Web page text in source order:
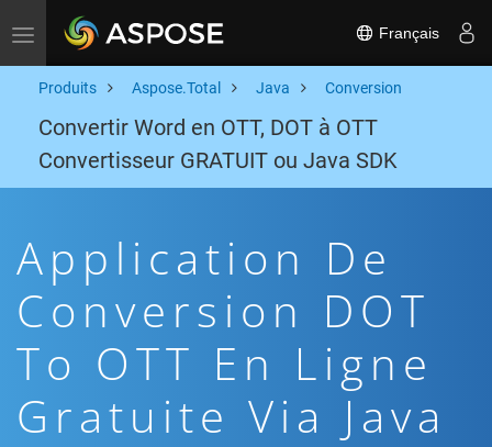
Toggle navigation Français
Produits Aspose.Total Java Conversion
Convertir Word en OTT, DOT à OTT
Convertisseur GRATUIT ou Java SDK
Application De
Conversion DOT
To OTT En Ligne
Gratuite Via Java